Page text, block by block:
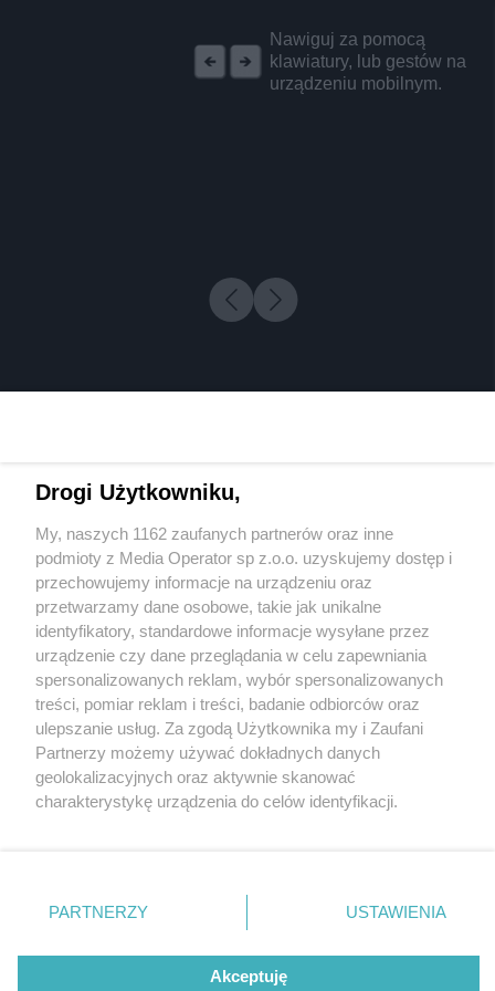
Nawiguj za pomocą
klawiatury, lub gestów na
urządzeniu mobilnym.
3 / 0
Wydawca mediów lokalnych
Nie zapomnij
zapoznać się z:
polityką prywatności
Twojemiasto
Piekary Śląskie
Chorzów
Tarnowskie Góry
Gliwice
Skontakuj sięz nami
Kontakt
Redakcja
Newsletter
Drogi Użytkowniku,
My, naszych 1162 zaufanych partnerów oraz inne
podmioty z Media Operator sp z.o.o. uzyskujemy dostęp i
przechowujemy informacje na urządzeniu oraz
przetwarzamy dane osobowe, takie jak unikalne
identyfikatory, standardowe informacje wysyłane przez
urządzenie czy dane przeglądania w celu zapewniania
spersonalizowanych reklam, wybór spersonalizowanych
treści, pomiar reklam i treści, badanie odbiorców oraz
ulepszanie usług. Za zgodą Użytkownika my i Zaufani
Partnerzy możemy używać dokładnych danych
geolokalizacyjnych oraz aktywnie skanować
charakterystykę urządzenia do celów identyfikacji.
zmienić/wycofać klikając przycisk ustawień prywatności
znajdujący się w lewym dolnym rogu strony
rodzaje przetwarzania danych nie wymagają zgody
użytkownika, ale masz prawo sprzeciwić się takiemu
PARTNERZY USTAWIENIA
Akceptuję